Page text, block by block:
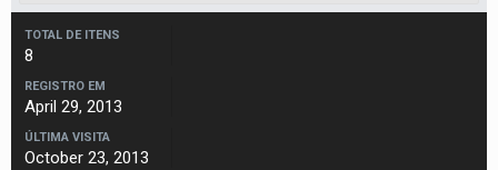
TOTAL DE ITENS
8
REGISTRO EM
April 29, 2013
ÚLTIMA VISITA
October 23, 2013